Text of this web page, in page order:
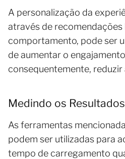
A personalização da
através de recomendações
comportamento, pode ser
de aumentar o
consequentemente, reduzir
Medindo os
As ferramentas
podem ser utilizadas para
tempo de carregamento